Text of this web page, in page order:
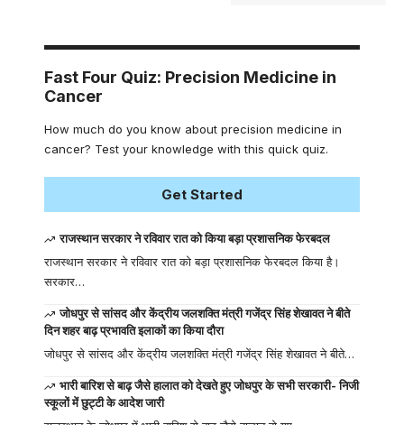
Fast Four Quiz: Precision Medicine in
Cancer
How much do you know about precision medicine in
cancer? Test your knowledge with this quick quiz.
Get Started
राजस्थान सरकार ने रविवार रात को किया बड़ा प्रशासनिक फेरबदल
राजस्थान सरकार ने रविवार रात को बड़ा प्रशासनिक फेरबदल किया है।
सरकार…
जोधपुर से सांसद और केंद्रीय जलशक्ति मंत्री गजेंद्र सिंह शेखावत ने बीते
दिन शहर बाढ़ प्रभावति इलाकों का किया दौरा
जोधपुर से सांसद और केंद्रीय जलशक्ति मंत्री गजेंद्र सिंह शेखावत ने बीते…
भारी बारिश से बाढ़ जैसे हालात को देखते हुए जोधपुर के सभी सरकारी- निजी
स्कूलों में छुट्टी के आदेश जारी